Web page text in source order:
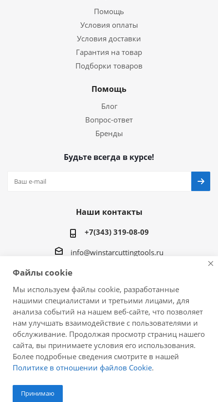
Помощь
Условия оплаты
Условия доставки
Гарантия на товар
Подборки товаров
Помощь
Блог
Вопрос-ответ
Бренды
Будьте всегда в курсе!
Наши контакты
+7(343) 319-08-09
info@winstarcuttingtools.ru
г.Екатеринбург ул. Фурманова 109, офис 604
2026 © Winstar Cutting Technologies Corp. - интернет-
магазин металлорежущего инструмента
Файлы cookie
Мы используем файлы cookie, разработанные
нашими специалистами и третьими лицами, для
анализа событий на нашем веб-сайте, что позволяет
нам улучшать взаимодействие с пользователями и
обслуживание. Продолжая просмотр страниц нашего
сайта, вы принимаете условия его использования.
Более подробные сведения смотрите в нашей
Политике в отношении файлов Cookie.
Принимаю